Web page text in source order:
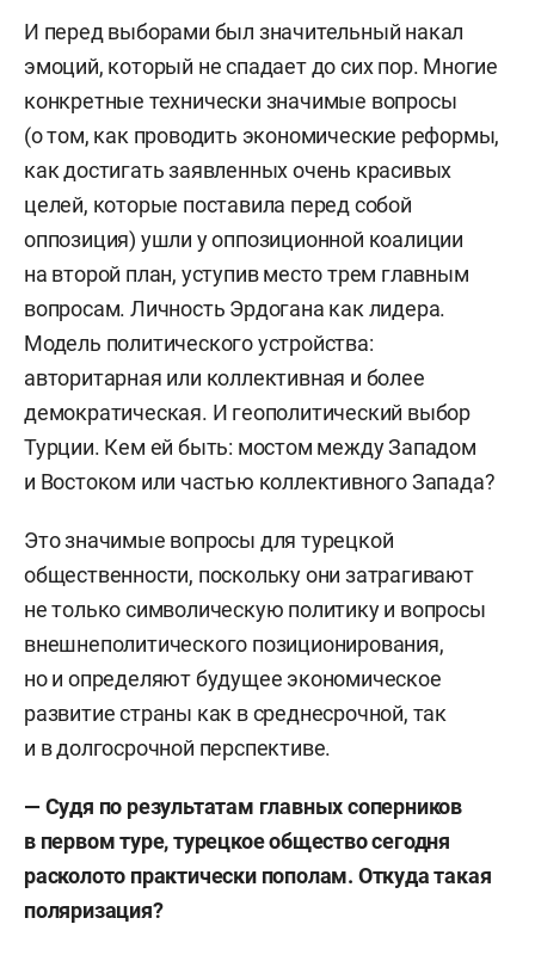
исследовательского университета «Высшая
школа экономики».
Экспертная деятельность
С 2016-го по настоящее время — эксперт
российского совета по международным делам
(РСМД).
С 2016-го по настоящее время
— спикер и эксперт международного
мультимедийного пресс-центра
международного информационного агентства
«Россия сегодня».
С 2018-го по настоящее время — председатель
экспертного совета российской
ближневосточной ассоциации.
С 2018-го по настоящее время — эксперт
международного дискуссионного клуба
«Валдай».
С 2019-го по настоящее время — член
религиозного и этнического
экстремизма в образовательных организациях
РФ.
И перед выборами был значительный накал
эмоций, который не спадает до сих пор. Многие
конкретные технически значимые вопросы
(о том, как проводить экономические реформы,
как достигать заявленных очень красивых
целей, которые поставила перед собой
оппозиция) ушли у оппозиционной коалиции
на второй план, уступив место трем главным
вопросам. Личность Эрдогана как лидера.
Модель политического устройства:
авторитарная или коллективная и более
демократическая. И геополитический выбор
Турции. Кем ей быть: мостом между Западом
и Востоком или частью коллективного Запада?
Это значимые вопросы для турецкой
общественности, поскольку они затрагивают
не только символическую политику и вопросы
внешнеполитического позиционирования,
но и определяют будущее экономическое
развитие страны как в среднесрочной, так
и в долгосрочной перспективе.
— Судя по результатам главных соперников
в первом туре, турецкое общество сегодня
расколото практически пополам. Откуда такая
поляризация?